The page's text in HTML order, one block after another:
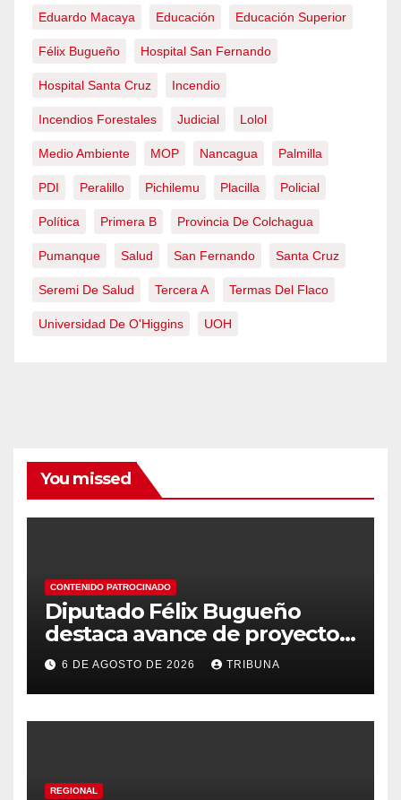
Eduardo Macaya Educación Educación Superior
Félix Bugueño Hospital San Fernando
Hospital Santa Cruz Incendio
Incendios Forestales Judicial Lolol
Medio Ambiente MOP Nancagua Palmilla
PDI Peralillo Pichilemu Placilla Policial
Política Primera B Provincia De Colchagua
Pumanque Salud San Fernando Santa Cruz
Seremi De Salud Tercera A Termas Del Flaco
Universidad De O'Higgins UOH
You missed
CONTENIDO PATROCINADO
Diputado Félix Bugueño
destaca avance de proyecto
para fortalecer la detección
temprana del cáncer de
tiroides
6 DE AGOSTO DE 2026 TRIBUNA
REGIONAL